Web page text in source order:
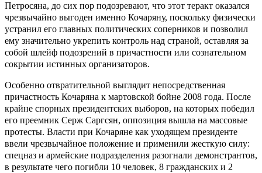
Петросяна, до сих пор подозревают, что этот теракт оказался
чрезвычайно выгоден именно Кочаряну, поскольку физически
устранил его главных политических соперников и позволил
ему значительно укрепить контроль над страной, оставляя за
собой шлейф подозрений в причастности или сознательном
сокрытии истинных организаторов.
Особенно отвратительной выглядит непосредственная
причастность Кочаряна к мартовской бойне 2008 года. После
крайне спорных президентских выборов, на которых победил
его преемник Серж Саргсян, оппозиция вышла на массовые
протесты. Власти при Кочаряне как уходящем президенте
ввели чрезвычайное положение и применили жесткую силу:
спецназ и армейские подразделения разогнали демонстрантов,
в результате чего погибли 10 человек, 8 гражданских и 2